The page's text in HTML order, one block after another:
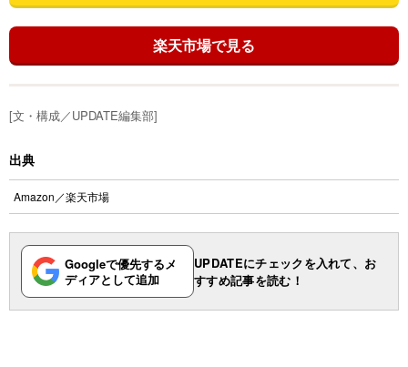
楽天市場で見る
[文・構成／UPDATE編集部]
出典
Amazon ／楽天市場
Googleで優先するメ
ディアとして追加
UPDATEにチェックを入れて、お
すすめ記事を読む！